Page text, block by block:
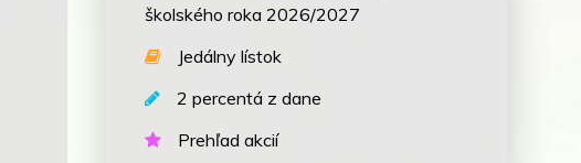
školského roka 2026/2027
Jedálny lístok
2 percentá z dane
Prehľad akcií